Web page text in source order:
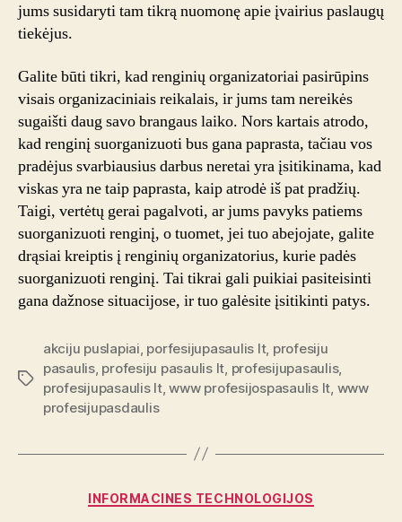
jums susidaryti tam tikrą nuomonę apie įvairius paslaugų
tiekėjus.
Galite būti tikri, kad renginių organizatoriai pasirūpins
visais organizaciniais reikalais, ir jums tam nereikės
sugaišti daug savo brangaus laiko. Nors kartais atrodo,
kad renginį suorganizuoti bus gana paprasta, tačiau vos
pradėjus svarbiausius darbus neretai yra įsitikinama, kad
viskas yra ne taip paprasta, kaip atrodė iš pat pradžių.
Taigi, vertėtų gerai pagalvoti, ar jums pavyks patiems
suorganizuoti renginį, o tuomet, jei tuo abejojate, galite
drąsiai kreiptis į renginių organizatorius, kurie padės
suorganizuoti renginį. Tai tikrai gali puikiai pasiteisinti
gana dažnose situacijose, ir tuo galėsite įsitikinti patys.
Tags
akciju puslapiai porfesijupasaulis lt, profesiju
pasaulis, profesiju pasaulis lt profesijupasaulis,
profesijupasaulis lt,www profesijospasaulis lt www
profesijupasdaulis
Categories
INFORMACINES TECHNOLOGIJOS